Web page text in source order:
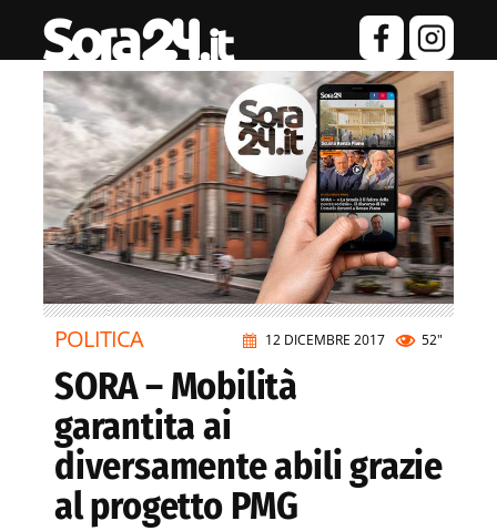
12 DICEMBRE 2017 52"
POLITICA
SORA – Mobilità
garantita ai
diversamente abili grazie
al progetto PMG